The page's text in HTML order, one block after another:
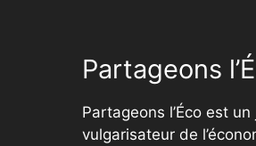
Partageons
Partageons l’Éco est
vulgarisateur de